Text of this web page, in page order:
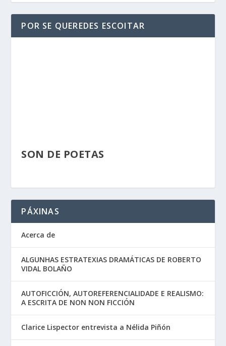
POR SE QUEREDES ESCOITAR
SON DE POETAS
PÁXINAS
Acerca de
ALGUNHAS ESTRATEXIAS DRAMÁTICAS DE ROBERTO
VIDAL BOLAÑO
AUTOFICCIÓN, AUTOREFERENCIALIDADE E REALISMO:
A ESCRITA DE NON NON FICCIÓN
Clarice Lispector entrevista a Nélida Piñón